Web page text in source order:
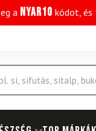
a NYAR10 kódot, és